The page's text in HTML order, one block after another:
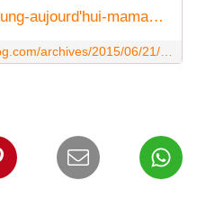
Meung-sur-Loire-Chez-Meung-aujourd'hui-maman paonnne et ses bébés vont bien - Photos de Meung sur Loire et sa région